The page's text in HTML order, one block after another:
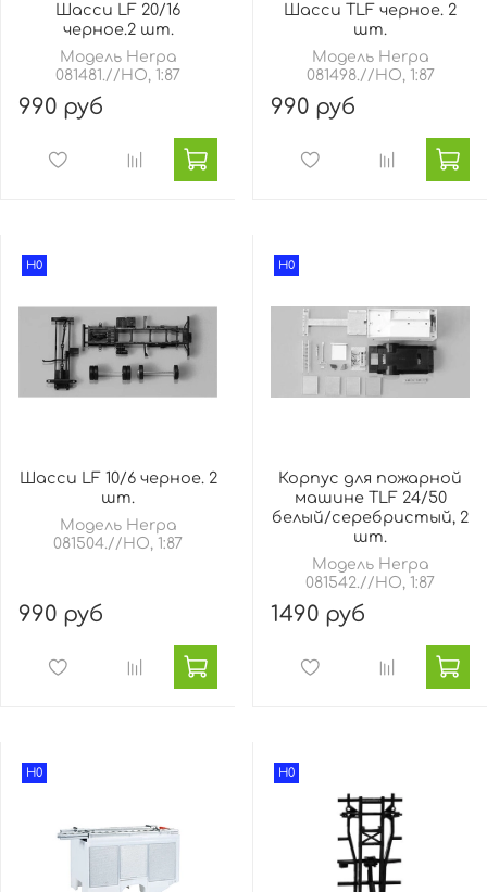
Шасси LF 20/16
черное.2 шт.
Модель Herpa
081481.//HO, 1:87
990 руб
Шасси TLF черное. 2
шт.
Модель Herpa
081498.//HO, 1:87
990 руб
H0
Шасси LF 10/6 черное. 2
шт.
Модель Herpa
081504.//HO, 1:87
990 руб
H0
Корпус для пожарной
машине TLF 24/50
белый/серебристый, 2
шт.
Модель Herpa
081542.//HO, 1:87
1490 руб
H0 H0